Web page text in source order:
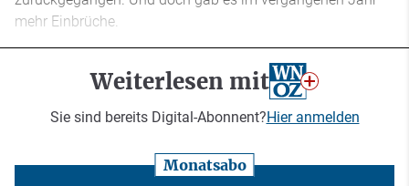
mehr Einbrüche.
Weiterlesen mit
Sie sind bereits Digital-Abonnent?Hier anmelden
Monatsabo